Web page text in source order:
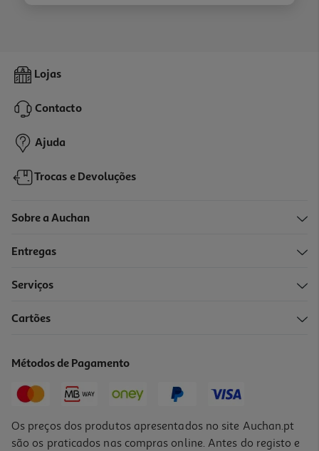
Lojas
Contacto
Ajuda
Trocas e Devoluções
Sobre a Auchan
Entregas
Serviços
Cartões
Métodos de Pagamento
Os preços dos produtos apresentados no site Auchan.pt
são os praticados nas compras online. Antes do registo e